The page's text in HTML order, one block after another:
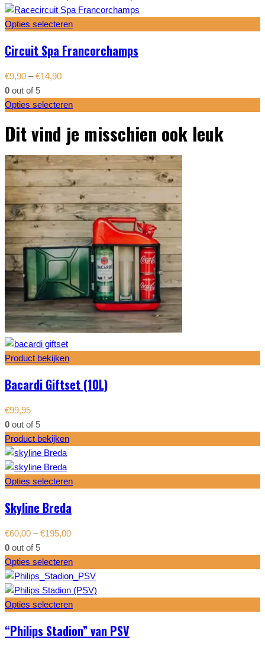
Opties selecteren
Circuit Spa Francorchamps
€9,90 –€14,90
0 out of 5
Opties selecteren
Dit vind je misschien ook leuk
Product bekijken
Bacardi Giftset (10L)
€99,95
0 out of 5
Product bekijken
Opties selecteren
Skyline Breda
€60,00 –€195,00
0 out of 5
Opties selecteren
Opties selecteren
“Philips Stadion” van PSV